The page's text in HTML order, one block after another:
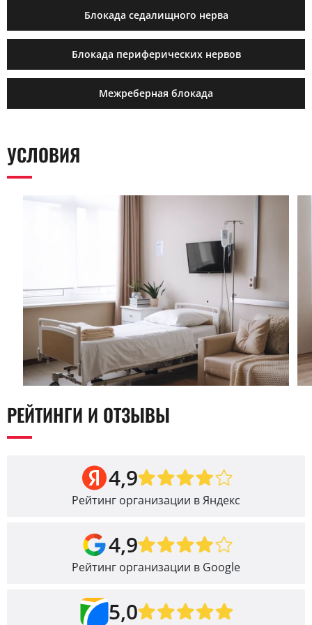
Блокада седалищного нерва
Блокада периферических нервов
Межреберная блокада
УСЛОВИЯ
РЕЙТИНГИ И ОТЗЫВЫ
4,9
Рейтинг организации в Яндекс
4,9
Рейтинг организации в Google
5,0